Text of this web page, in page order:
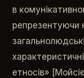
в
репрезентуючи
етносів»